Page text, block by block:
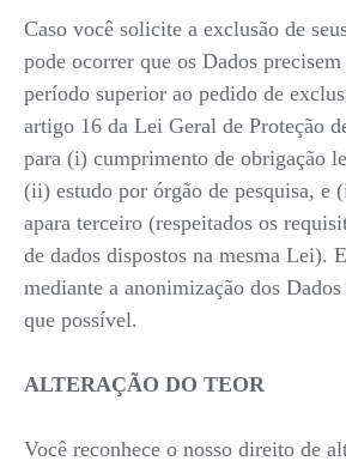
Caso você solicite a exclusão de
pode ocorrer que os Dados
período superior ao pedido de
artigo 16 da Lei Geral de Proteção
para (i) cumprimento de obrigação
(ii) estudo por órgão de pesquisa, e
apara terceiro (respeitados os
de dados dispostos na mesma Lei).
mediante a anonimização dos Dados
que possível.
ALTERAÇÃO DO TEOR
Você reconhece o nosso direito de